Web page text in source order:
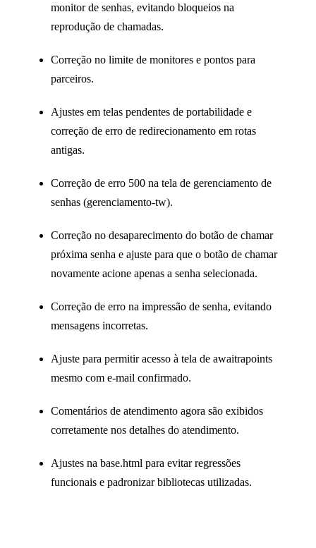
monitor de senhas, evitando bloqueios na
reprodução de chamadas.
Correção no limite de monitores e pontos para
parceiros.
Ajustes em telas pendentes de portabilidade e
correção de erro de redirecionamento em rotas
antigas.
Correção de erro 500 na tela de gerenciamento de
senhas (gerenciamento-tw).
Correção no desaparecimento do botão de chamar
próxima senha e ajuste para que o botão de chamar
novamente acione apenas a senha selecionada.
Correção de erro na impressão de senha, evitando
mensagens incorretas.
Ajuste para permitir acesso à tela de awaitrapoints
mesmo com e-mail confirmado.
Comentários de atendimento agora são exibidos
corretamente nos detalhes do atendimento.
Ajustes na base.html para evitar regressões
funcionais e padronizar bibliotecas utilizadas.